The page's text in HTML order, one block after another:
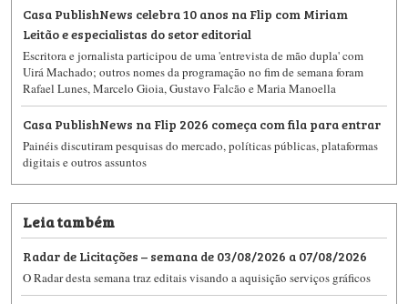
Casa PublishNews celebra 10 anos na Flip com Miriam
Leitão e especialistas do setor editorial
Escritora e jornalista participou de uma 'entrevista de mão dupla' com
Uirá Machado; outros nomes da programação no fim de semana foram
Rafael Lunes, Marcelo Gioia, Gustavo Falcão e Maria Manoella
Casa PublishNews na Flip 2026 começa com fila para entrar
Painéis discutiram pesquisas do mercado, políticas públicas, plataformas
digitais e outros assuntos
Leia também
Radar de Licitações – semana de 03/08/2026 a 07/08/2026
O Radar desta semana traz editais visando a aquisição serviços gráficos